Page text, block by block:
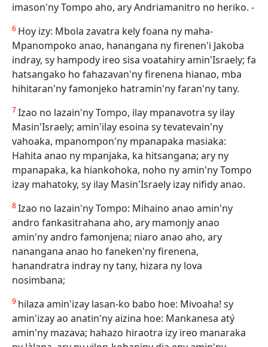
imason'ny Tompo aho, ary Andriamanitro no heriko. -
6 Hoy izy: Mbola zavatra kely foana ny maha-
Mpanompoko anao, hanangana ny firenen'i Jakoba
indray, sy hampody ireo sisa voatahiry amin'Israely; fa
hatsangako ho fahazavan'ny firenena hianao, mba
hihitaran'ny famonjeko hatramin'ny faran'ny tany.
7Izao no lazain'ny Tompo, ilay mpanavotra sy ilay
Masin'Israely; amin'ilay esoina sy tevatevain'ny
vahoaka, mpanompon'ny mpanapaka masiaka:
Hahita anao ny mpanjaka, ka hitsangana; ary ny
mpanapaka, ka hiankohoka, noho ny amin'ny Tompo
izay mahatoky, sy ilay Masin'Israely izay nifidy anao.
8Izao no lazain'ny Tompo: Mihaino anao amin'ny
andro fankasitrahana aho, ary mamonjy anao
amin'ny andro famonjena; niaro anao aho, ary
nanangana anao ho faneken'ny firenena,
hanandratra indray ny tany, hizara ny lova
nosimbana;
9 hilaza amin'izay lasan-ko babo hoe: Mivoaha! sy
amin'izay ao anatin'ny aizina hoe: Mankanesa atý
amin'ny mazava; hahazo hiraotra izy ireo manaraka